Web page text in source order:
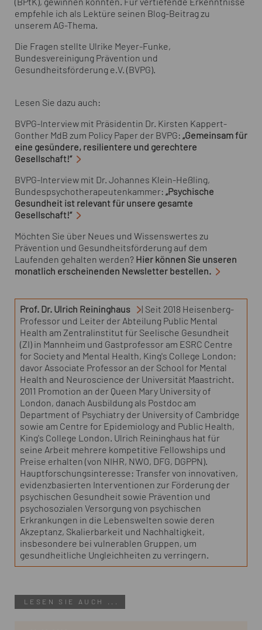
(BPtK), gewinnen konnten. Für vertiefende Erkenntnisse
empfehle ich als Lektüre seinen Blog-Beitrag zu
unserem AG-Thema.
Die Fragen stellte Ulrike Meyer-Funke,
Bundesvereinigung Prävention und
Gesundheitsförderung e.V. (BVPG).
Lesen Sie dazu auch:
BVPG-Interview mit Präsidentin Dr. Kirsten Kappert-
Gonther MdB zum Policy Paper der BVPG: „Gemeinsam für
eine gesündere, resilientere und gerechtere
Gesellschaft!“
BVPG-Interview mit Dr. Johannes Klein-Heßling,
Bundespsychotherapeutenkammer: „Psychische
Gesundheit ist relevant für unsere gesamte
Gesellschaft!“
Möchten Sie über Neues und Wissenswertes zu
Prävention und Gesundheitsförderung auf dem
Laufenden gehalten werden? Hier können Sie unseren
monatlich erscheinenden Newsletter bestellen.
Prof. Dr. Ulrich Reininghaus
| Seit 2018 Heisenberg-
Professor und Leiter der Abteilung Public Mental
Health am Zentralinstitut für Seelische Gesundheit
(ZI) in Mannheim und Gastprofessor am ESRC Centre
for Society and Mental Health, King's College London;
davor Associate Professor an der School for Mental
Health and Neuroscience der Universität Maastricht.
2011 Promotion an der Queen Mary University of
London, danach Ausbildung als Postdoc am
Department of Psychiatry der University of Cambridge
sowie am Centre for Epidemiology and Public Health,
King's College London. Ulrich Reininghaus hat für
seine Arbeit mehrere kompetitive Fellowships und
Preise erhalten (von NIHR, NWO, DFG, DGPPN).
Hauptforschungsinteresse: Transfer von innovativen,
evidenzbasierten Interventionen zur Förderung der
psychischen Gesundheit sowie Prävention und
psychosozialen Versorgung von psychischen
Erkrankungen in die Lebenswelten sowie deren
Akzeptanz, Skalierbarkeit und Nachhaltigkeit,
insbesondere bei vulnerablen Gruppen, um
gesundheitliche Ungleichheiten zu verringern.
LESEN SIE AUCH ...